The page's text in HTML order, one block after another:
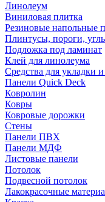
Линолеум
Виниловая плитка
Резиновые напольные
Плинтусы, пороги,
Подложка под ламинат
Клей для линолеума
Средства для укладки
Панели Quick Deck
Ковролин
Ковры
Ковровые дорожки
Стены
Панели ПВХ
Панели МДФ
Листовые панели
Потолок
Подвесной потолок
Лакокрасочные